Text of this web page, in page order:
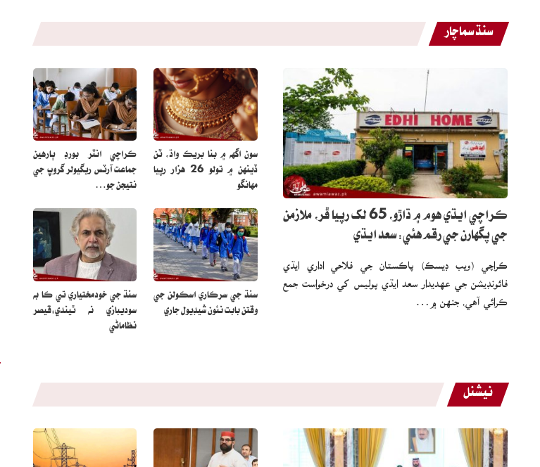
سنڌ سماچار
ڪراچي ايڌي هوم ۾ ڌاڙو، 65 لک رپيا ڦر، ملازمن
جي پگهارن جي رقم هئي: سعد ايڌي
ڪراچي (ويب ڊيسڪ) پاڪستان جي فلاحي اداري ايڌي
فائونڊيشن جي عهديدار سعد ايڌي پوليس کي درخواست جمع
ڪرائي آهي، جنهن ۾…
سون اگهه ۾ بنا بريڪ واڌ، ٽن
ڏينهن ۾ تولو 26 هزار رپيا
مهانگو
ڪراچي انٽر بورڊ ٻارهين
جماعت آرٽس ريگيولر گروپ جي
نتيجن جو…
سنڌ جي سرڪاري اسڪولن جي
وقتن بابت نئون شيڊيول جاري
سنڌ جي خودمختياري تي ڪا به
سوديبازي نه ٿيندي:قيصر
نظاماڻي
نيشنل